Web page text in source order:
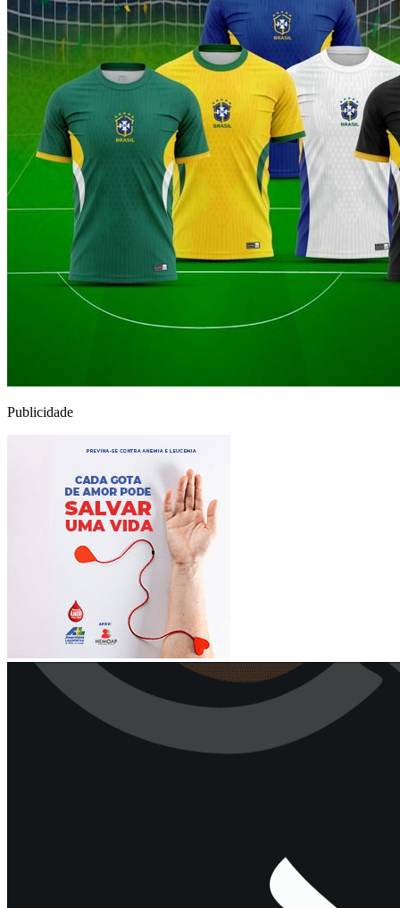
Publicidade